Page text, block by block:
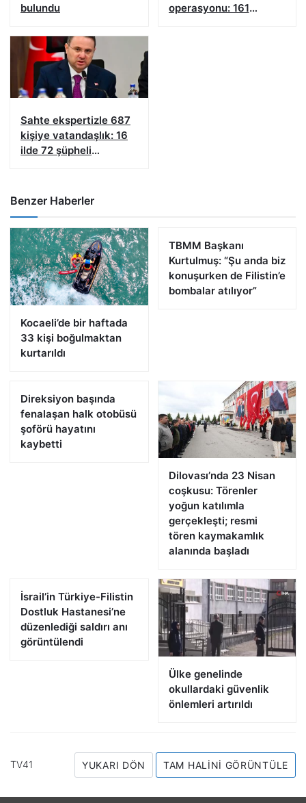
bulundu
operasyonu: 161
Sahte ekspertizle 687
kişiye vatandaşlık: 16
ilde 72 şüpheli
Benzer Haberler
Kocaeli’de bir haftada
33 kişi boğulmaktan
kurtarıldı
TBMM Başkanı
Kurtulmuş: “Şu anda biz
konuşurken de Filistin’e
bombalar atılıyor”
Direksiyon başında
fenalaşan halk otobüsü
şoförü hayatını
kaybetti
Dilovası’nda 23 Nisan
coşkusu: Törenler
yoğun katılımla
gerçekleşti; resmi
tören kaymakamlık
alanında başladı
İsrail’in Türkiye-Filistin
Dostluk Hastanesi’ne
düzenlediği saldırı anı
görüntülendi
Ülke genelinde
okullardaki güvenlik
önlemleri artırıldı
TV41 YUKARI DÖN TAM HALINI GÖRÜNTÜLE